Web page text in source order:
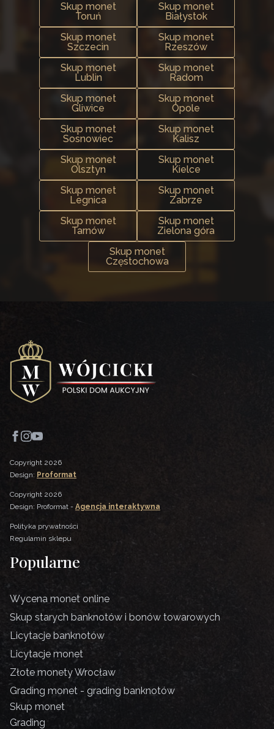
Skup monet
Toruń
Skup monet
Białystok
Skup monet
Szczecin
Skup monet
Rzeszów
Skup monet
Lublin
Skup monet
Radom
Skup monet
Gliwice
Skup monet
Opole
Skup monet
Sosnowiec
Skup monet
Kalisz
Skup monet
Olsztyn
Skup monet
Kielce
Skup monet
Legnica
Skup monet
Zabrze
Skup monet
Tarnów
Skup monet
Zielona góra
Skup monet
Częstochowa
Copyright 2026
Design: Proformat
Copyright 2026
Design: Proformat - Agencja interaktywna
Polityka prywatności
Regulamin sklepu
Popularne
Wycena monet online
Skup starych banknotów i bonów towarowych
Licytacje banknotów
Licytacje monet
Złote monety Wrocław
Grading monet - grading banknotów
Skup monet
Grading